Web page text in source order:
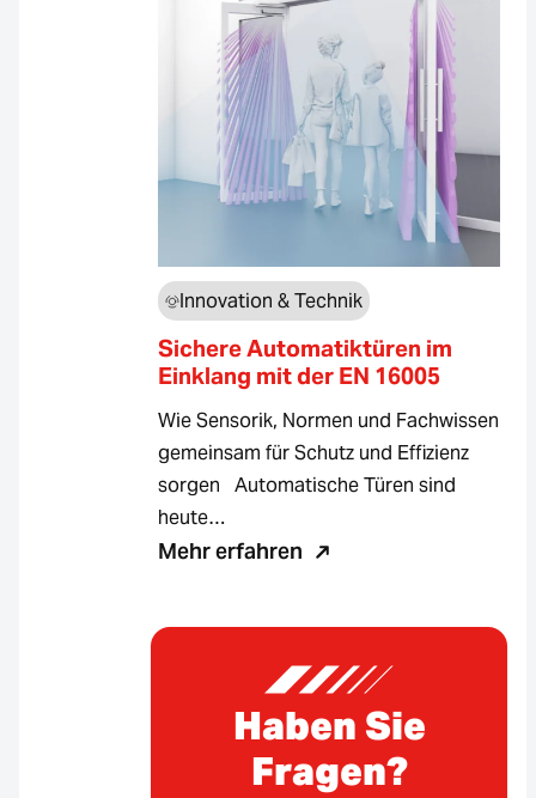
Innovation & Technik
Sichere Automatiktüren im
Einklang mit der EN 16005
Wie Sensorik, Normen und Fachwissen
gemeinsam für Schutz und Effizienz
sorgen Automatische Türen sind
heute…
Mehr erfahren
Haben Sie
Fragen?